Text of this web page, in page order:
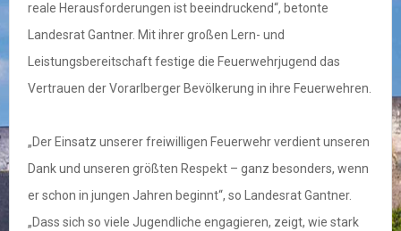
reale Herausforderungen ist beeindruckend“, betonte
Landesrat Gantner. Mit ihrer großen Lern- und
Leistungsbereitschaft festige die Feuerwehrjugend das
Vertrauen der Vorarlberger Bevölkerung in ihre Feuerwehren.
„Der Einsatz unserer freiwilligen Feuerwehr verdient unseren
Dank und unseren größten Respekt – ganz besonders, wenn
er schon in jungen Jahren beginnt“, so Landesrat Gantner.
„Dass sich so viele Jugendliche engagieren, zeigt, wie stark